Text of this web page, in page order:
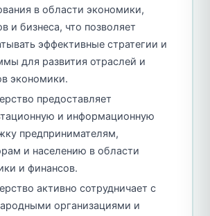
в области экономики,
и бизнеса, что позволяет
эффективные стратегии и
для развития отраслей и
экономики.
предоставляет
и информационную
предпринимателям,
и населению в области
и финансов.
активно сотрудничает с
организациями и